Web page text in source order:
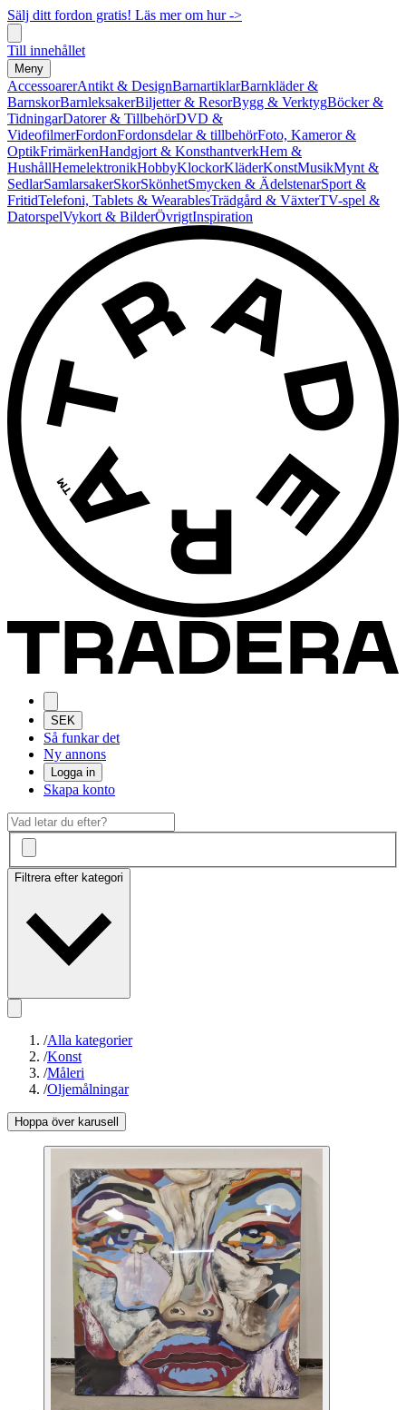
Sälj ditt fordon gratis! Läs mer om hur ->
Till innehållet
Meny
AccessoarerAntikt & DesignBarnartiklarBarnkläder &
BarnskorBarnleksakerBiljetter & ResorBygg & VerktygBöcker &
TidningarDatorer & TillbehörDVD &
VideofilmerFordonFordonsdelar & tillbehörFoto, Kameror &
OptikFrimärkenHandgjort & KonsthantverkHem &
HushållHemelektronikHobbyKlockorKläderKonstMusikMynt &
SedlarSamlarsakerSkorSkönhetSmycken & ÄdelstenarSport &
FritidTelefoni, Tablets & WearablesTrädgård & VäxterTV-spel &
DatorspelVykort & BilderÖvrigtInspiration
SEK
Så funkar det
Ny annons
Logga in
Skapa konto
Filtrera efter kategori
/Alla kategorier
/Konst
/Måleri
/Oljemålningar
Hoppa över karusell